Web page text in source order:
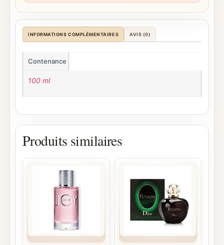
INFORMATIONS COMPLÉMENTAIRES AVIS (0)
Contenance
100 ml
Produits similaires